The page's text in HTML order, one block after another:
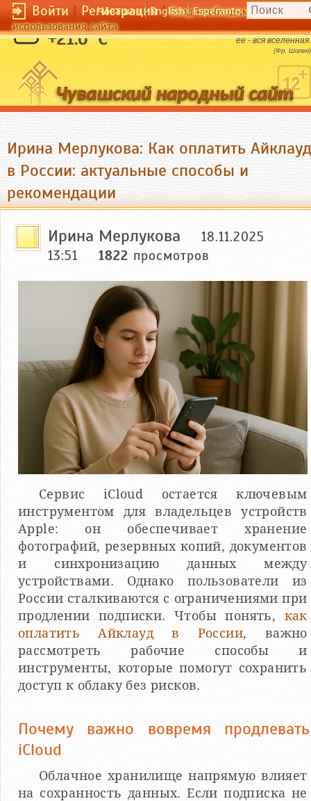
Войти|Регистрация|Вход необходим для
использования сайта
Чӑвашла English Esperanto
+21.6 °C
Музыка не имеет отечества; отечество
ее - вся вселенная.
(Фр. Шопен)
Ирина Мерлукова: Как оплатить Айклауд
в России: актуальные способы и
рекомендации
Ирина Мерлукова
18.11.2025
13:51
1822 просмотров
Сервис iCloud остается ключевым
инструментом для владельцев устройств
Apple: он обеспечивает хранение
фотографий, резервных копий, документов
и синхронизацию данных между
устройствами. Однако пользователи из
России сталкиваются с ограничениями при
продлении подписки. Чтобы понять, как
оплатить Айклауд в России, важно
рассмотреть рабочие способы и
инструменты, которые помогут сохранить
доступ к облаку без рисков.
Почему важно вовремя продлевать
iCloud
Облачное хранилище напрямую влияет
на сохранность данных. Если подписка не